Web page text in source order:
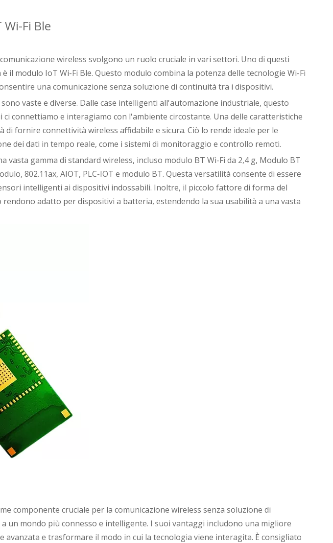
Fi Ble
wireless svolgono un ruolo cruciale in vari settori. Uno di questi
il modulo IoT Wi-Fi Ble. Questo modulo combina la potenza delle tecnologie Wi-Fi
una comunicazione senza soluzione di continuità tra i dispositivi.
vaste e diverse. Dalle case intelligenti all'automazione industriale, questo
connettiamo e interagiamo con l'ambiente circostante. Una delle caratteristiche
di fornire connettività wireless affidabile e sicura. Ciò lo rende ideale per le
dei dati in tempo reale, come i sistemi di monitoraggio e controllo remoti.
vasta gamma di standard wireless, incluso modulo BT Wi-Fi da 2,4 g, Modulo BT
802.11ax, AIOT, PLC-IOT e modulo BT. Questa versatilità consente di essere
intelligenti ai dispositivi indossabili. Inoltre, il piccolo fattore di forma del
adatto per dispositivi a batteria, estendendo la sua usabilità a una vasta
componente cruciale per la comunicazione wireless senza soluzione di
un mondo più connesso e intelligente. I suoi vantaggi includono una migliore
e trasformare il modo in cui la tecnologia viene interagita. È consigliato